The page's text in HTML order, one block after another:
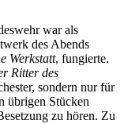
war als
des Abends
Werkstatt, fungierte.
Ritter des
sondern nur für
übrigen Stücken
zu hören. Zu